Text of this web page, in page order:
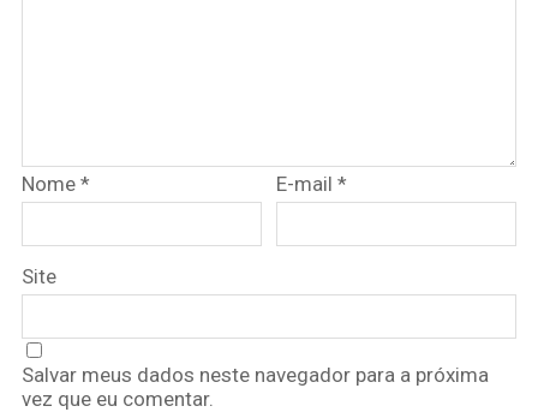
Nome * E-mail*
Site
Salvar meus dados neste navegador para a próxima
vez que eu comentar.